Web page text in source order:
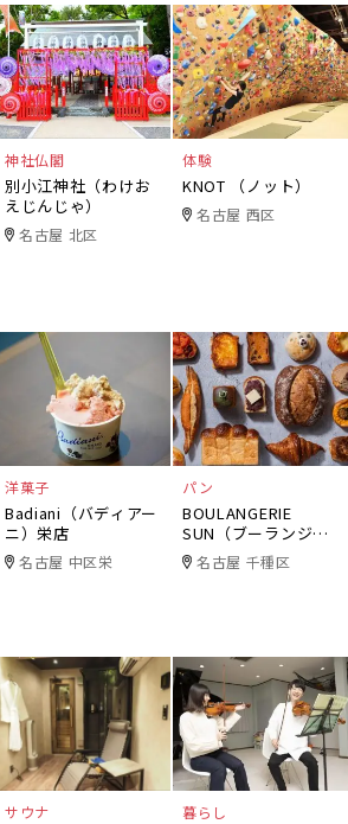
神社仏閣
別小江神社（わけお
えじんじゃ）
名古屋 北区
体験
KNOT （ノット）
名古屋 西区
洋菓子
Badiani（バディアー
ニ）栄店
名古屋 中区栄
パン
BOULANGERIE
SUN（ブーランジェ
リー・サン）
名古屋 千種区
サウナ 暮らし